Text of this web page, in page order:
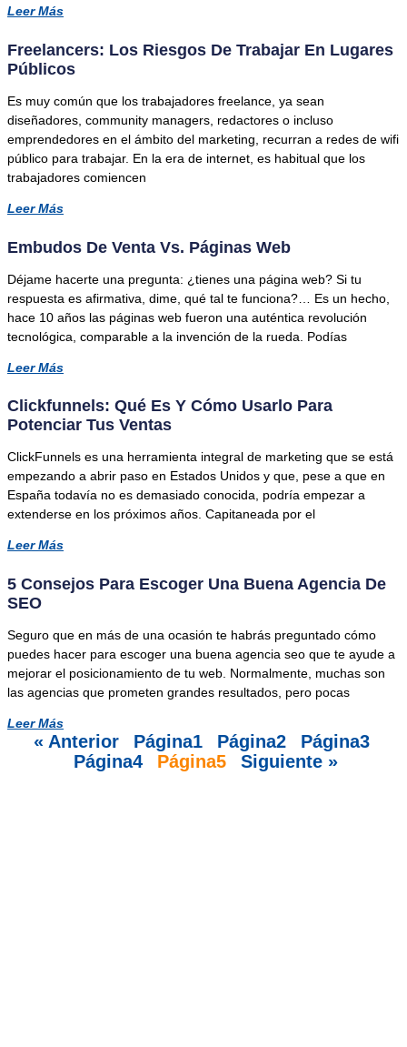
Leer Más
Freelancers: Los Riesgos De Trabajar En Lugares
Públicos
Es muy común que los trabajadores freelance, ya sean
diseñadores, community managers, redactores o incluso
emprendedores en el ámbito del marketing, recurran a redes de wifi
público para trabajar. En la era de internet, es habitual que los
trabajadores comiencen
Leer Más
Embudos De Venta Vs. Páginas Web
Déjame hacerte una pregunta: ¿tienes una página web? Si tu
respuesta es afirmativa, dime, qué tal te funciona?… Es un hecho,
hace 10 años las páginas web fueron una auténtica revolución
tecnológica, comparable a la invención de la rueda. Podías
Leer Más
Clickfunnels: Qué Es Y Cómo Usarlo Para
Potenciar Tus Ventas
ClickFunnels es una herramienta integral de marketing que se está
empezando a abrir paso en Estados Unidos y que, pese a que en
España todavía no es demasiado conocida, podría empezar a
extenderse en los próximos años. Capitaneada por el
Leer Más
5 Consejos Para Escoger Una Buena Agencia De
SEO
Seguro que en más de una ocasión te habrás preguntado cómo
puedes hacer para escoger una buena agencia seo que te ayude a
mejorar el posicionamiento de tu web. Normalmente, muchas son
las agencias que prometen grandes resultados, pero pocas
Leer Más
« Anterior Página1 Página2 Página3
Página4 Página5 Siguiente »